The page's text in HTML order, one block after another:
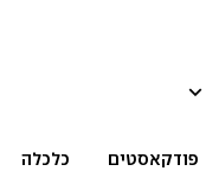
פודקאסטים כלכלה